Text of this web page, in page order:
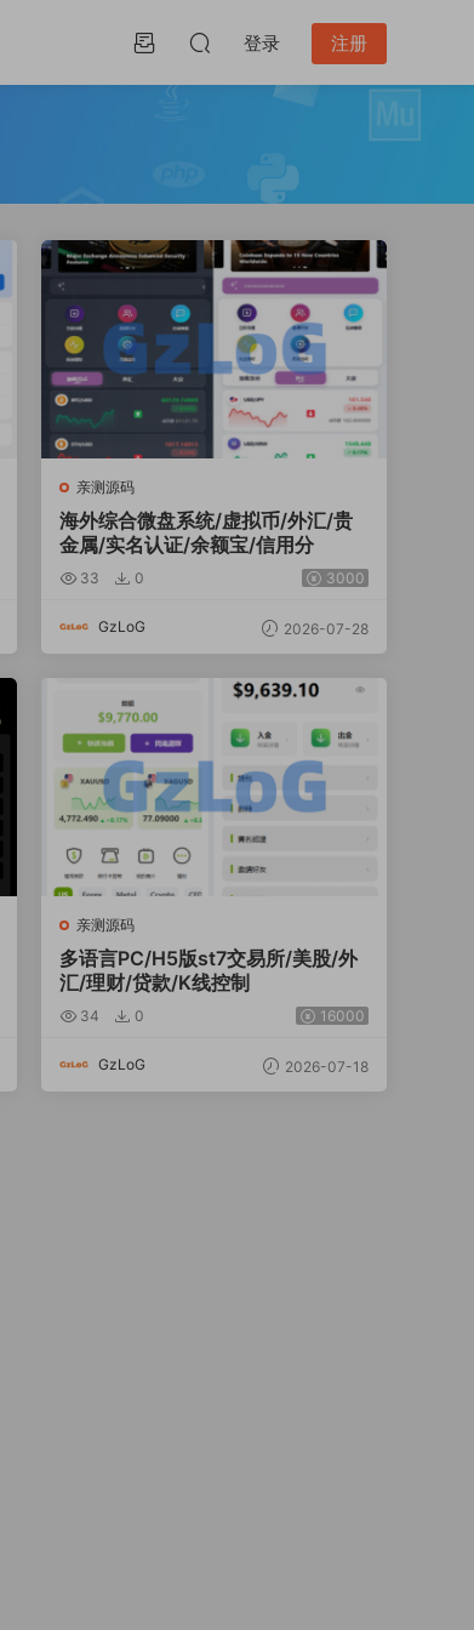
登录 注册
亲测源码
海外综合微盘系统/虚拟币/外汇/贵
金属/实名认证/余额宝/信用分
33 0 3000
GzLoG 2026-07-28
亲测源码
多语言PC/H5版st7交易所/美股/外
汇/理财/贷款/K线控制
34 0 16000
GzLoG 2026-07-18